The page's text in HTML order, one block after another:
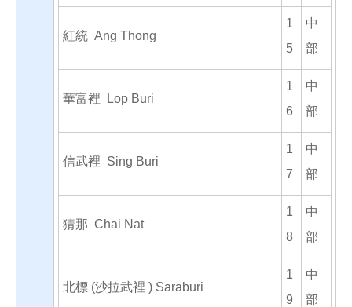
紅統 Ang Thong
1
5
中
部
華富裡 Lop Buri
1
6
中
部
信武裡 Sing Buri
1
7
中
部
猜那 Chai Nat
1
8
中
部
北標 (沙拉武裡 ) Saraburi
1
9
中
部